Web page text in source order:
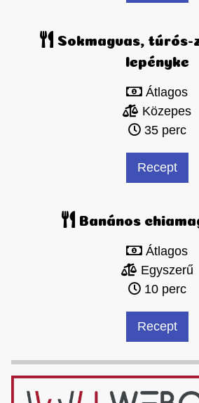
Sokmagvas, túrós-
lepényke
Átlagos
Közepes
35 perc
Recept
Banános
Átlagos
Egyszerű
10 perc
Recept